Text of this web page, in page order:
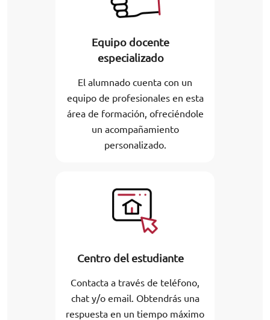
Equipo docente
especializado
El alumnado cuenta con un
equipo de profesionales en esta
área de formación, ofreciéndole
un acompañamiento
personalizado.
Centro del estudiante
Contacta a través de teléfono,
chat y/o email. Obtendrás una
respuesta en un tiempo máximo